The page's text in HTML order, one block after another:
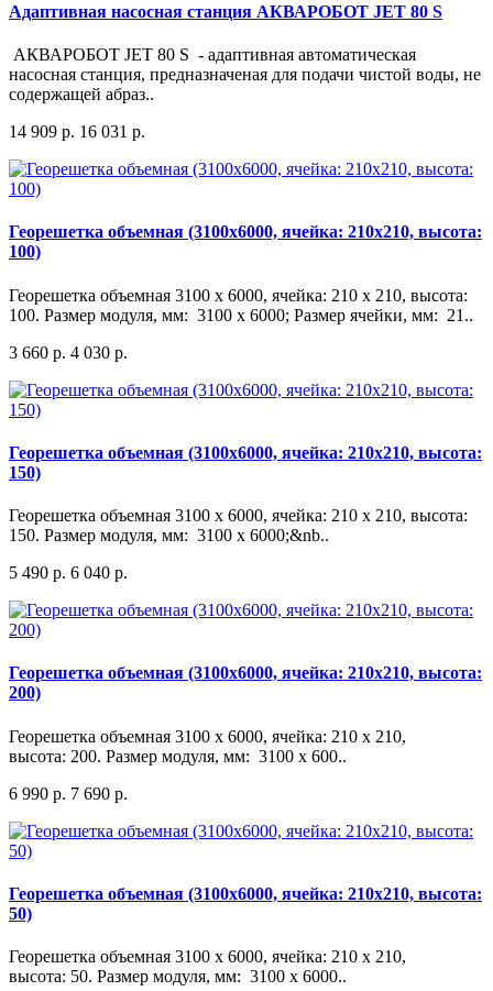
Адаптивная насосная станция АКВАРОБОТ JET 80 S
АКВАРОБОТ JET 80 S - адаптивная автоматическая
насосная станция, предназначеная для подачи чистой воды, не
содержащей абраз..
14 909 р. 16 031 р.
Георешетка объемная (3100x6000, ячейка: 210x210, высота:
100)
Георешетка объемная 3100 x 6000, ячейка: 210 x 210, высота:
100. Размер модуля, мм: 3100 х 6000; Размер ячейки, мм: 21..
3 660 р. 4 030 р.
Георешетка объемная (3100x6000, ячейка: 210x210, высота:
150)
Георешетка объемная 3100 x 6000, ячейка: 210 x 210, высота:
150. Размер модуля, мм: 3100 х 6000;&nb..
5 490 р. 6 040 р.
Георешетка объемная (3100x6000, ячейка: 210x210, высота:
200)
Георешетка объемная 3100 x 6000, ячейка: 210 x 210,
высота: 200. Размер модуля, мм: 3100 х 600..
6 990 р. 7 690 р.
Георешетка объемная (3100x6000, ячейка: 210x210, высота:
50)
Георешетка объемная 3100 x 6000, ячейка: 210 x 210,
высота: 50. Размер модуля, мм: 3100 х 6000..